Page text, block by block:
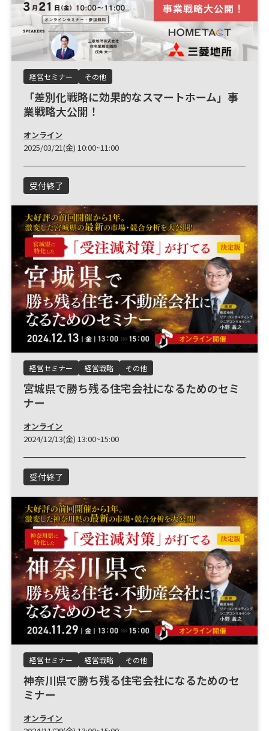
経営セミナー その他
「差別化戦略に効果的なスマートホーム」事
業戦略大公開！
オンライン
2025/03/21(金) 10:00~11:00
受付終了
経営セミナー 経営戦略 その他
宮城県で勝ち残る住宅会社になるためのセミ
ナー
オンライン
2024/12/13(金) 13:00~15:00
受付終了
経営セミナー 経営戦略 その他
神奈川県で勝ち残る住宅会社になるためのセ
ミナー
オンライン